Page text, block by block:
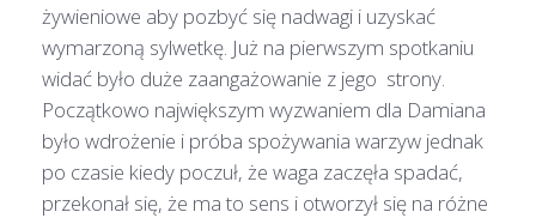
żywieniowe aby pozbyć się nadwagi i uzyskać
wymarzoną sylwetkę. Już na pierwszym spotkaniu
widać było duże zaangażowanie z jego strony.
Początkowo największym wyzwaniem dla Damiana
było wdrożenie i próba spożywania warzyw jednak
po czasie kiedy poczuł, że waga zaczęła spadać,
przekonał się, że ma to sens i otworzył się na różne